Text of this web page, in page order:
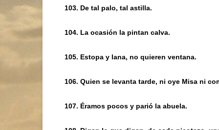
103. De tal palo, tal astilla.
104. La ocasión la pintan calva.
105. Estopa y lana, no quieren ventana.
106. Quien se levanta tarde, ni oye Misa ni
107. Éramos pocos y parió la abuela.